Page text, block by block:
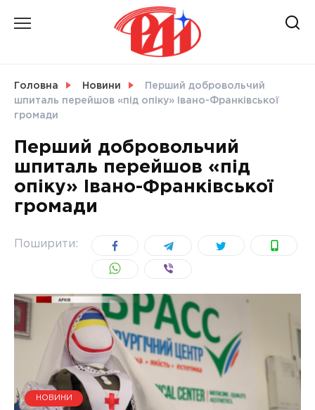
СВІТ
УКРАЇНА
Головна Новини
Перший добровольчий
шпиталь перейшов «під опіку» Івано-Франківської
громади
Перший добровольчий
шпиталь перейшов «під
опіку» Івано-Франківської
громади
Поширити:
НОВИНИ